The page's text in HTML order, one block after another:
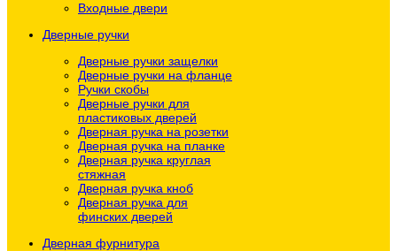
Входные двери
Дверные ручки
Дверные ручки защелки
Дверные ручки на фланце
Ручки скобы
Дверные ручки для
пластиковых дверей
Дверная ручка на розетки
Дверная ручка на планке
Дверная ручка круглая
стяжная
Дверная ручка кноб
Дверная ручка для
финских дверей
Дверная фурнитура